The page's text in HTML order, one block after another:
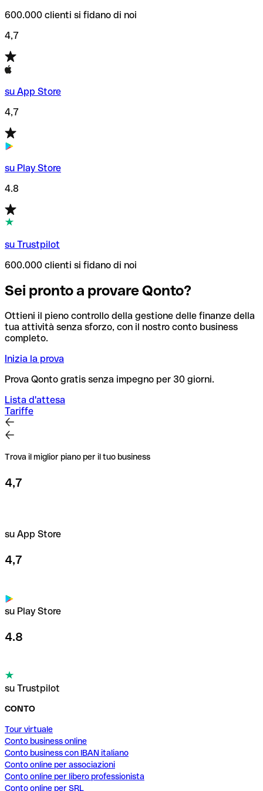
600.000 clienti si fidano di noi
4,7
su App Store
4,7
su Play Store
4.8
su Trustpilot
600.000 clienti si fidano di noi
Sei pronto a provare Qonto?
Ottieni il pieno controllo della gestione delle finanze della
tua attività senza sforzo, con il nostro conto business
completo.
Inizia la prova
Prova Qonto gratis senza impegno per 30 giorni.
Lista d'attesa
Tariffe
Trova il miglior piano per il tuo business
4,7
su App Store
4,7
su Play Store
4.8
su Trustpilot
CONTO
Tour virtuale
Conto business online
Conto business con IBAN italiano
Conto online per associazioni
Conto online per libero professionista
Conto online per SRL